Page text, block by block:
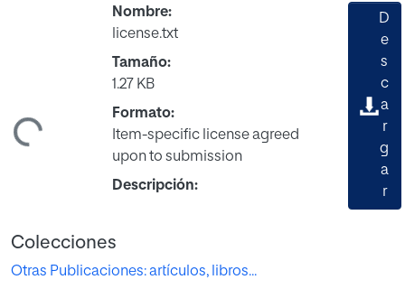
Nombre:
license.txt
Tamaño:
1.27 KB
Formato:
Item-specific license agreed
upon to submission
Descripción:
D
e
s
c
a
r
g
a
r
Colecciones
Otras Publicaciones: artículos, libros...